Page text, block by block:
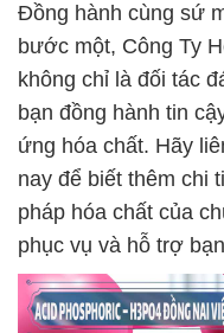
Đồng hành cùng sứ
bước một, Công Ty
không chỉ là đối tác
bạn đồng hành tin
ứng hóa chất. Hãy
nay để biết thêm chi
pháp hóa chất của
phục vụ và hỗ trợ